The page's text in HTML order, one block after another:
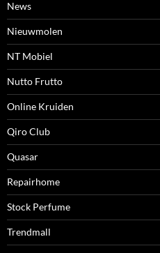
News
Nieuwmolen
NT Mobiel
Nutto Frutto
Online Kruiden
Qiro Club
Quasar
Repairhome
Stock Perfume
Trendmall